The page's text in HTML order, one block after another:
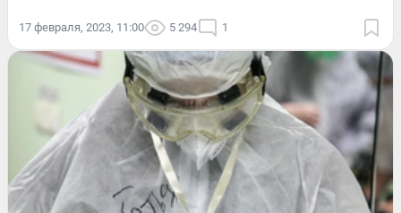
17 февраля, 2023, 11:00 5 294 1